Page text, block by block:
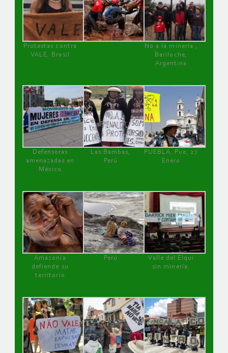
Protestas contra
VALE, Brasil
No a la minería ,
Bariloche,
Argentina
Defensoras
amenazadas en
México
Las Bambas,
Perú
PUEBLA, Pue, 27
Enero
Amazonía
defiende su
territorio
Perú
Valle del Elqui
sin minería.